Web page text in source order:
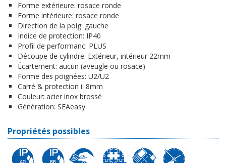
Forme extérieure: rosace ronde
Forme intérieure: rosace ronde
Direction de la poig: gauche
Indice de protection: IP40
Profil de performanc: PLUS
Découpe de cylindre: Extérieur, intérieur 22mm
Écartement: aucun (aveugle ou rosace)
Forme des poignées: U2/U2
Carré & protection i: 8mm
Couleur: acier inox brossé
Génération: SEAeasy
Propriétés possibles